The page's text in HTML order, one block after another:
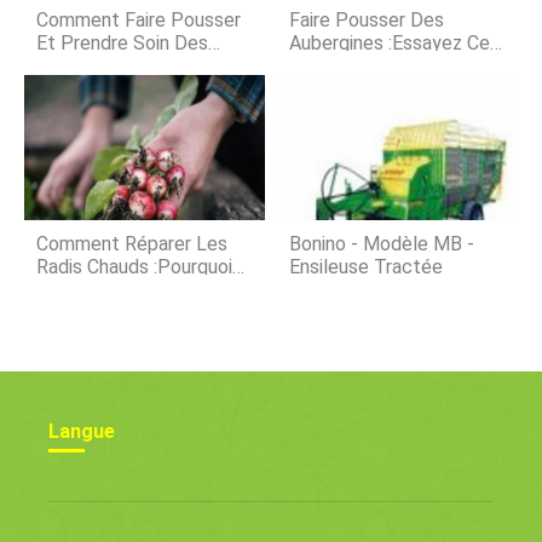
essentiel que vous puissiez fournir
aux poissons les choses dont ils ont
Comment Faire Pousser
Et Prendre Soin Des
Faire Pousser Des
Aubergines :essayez Ces
Comment Réparer Les
Radis Chauds :pourquoi
Bonino - Modèle MB -
Ensileuse Tractée
Langue